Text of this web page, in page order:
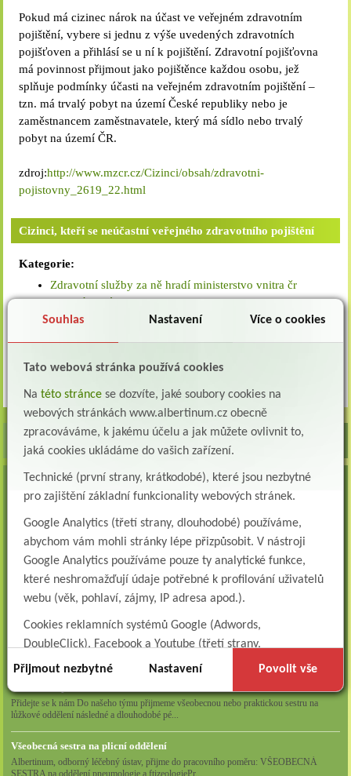
Pokud má cizinec nárok na účast ve veřejném zdravotním
pojištění, vybere si jednu z výše uvedených zdravotních
pojišťoven a přihlásí se u ní k pojištění. Zdravotní pojišťovna
má povinnost přijmout jako pojištěnce každou osobu, jež
splňuje podmínky účasti na veřejném zdravotním pojištění –
tzn. má trvalý pobyt na území České republiky nebo je
zaměstnancem zaměstnavatele, který má sídlo nebo trvalý
pobyt na území ČR.
zdroj:http://www.mzcr.cz/Cizinci/obsah/zdravotni-
pojistovny_2619_22.html
Cizinci, kteří se neúčastní veřejného zdravotního pojištění
Kategorie:
Zdravotní služby za ně hradí ministerstvo vnitra čr
Mezinárodní smlouvy
Cestovní zdravotní pojištění
pojistovny_2619_22.html
VOLNÁ MÍSTA
Albertinum, odborný léčebný ústav, Žamberk přijme do pracovního poměru: Lékaře na
oddělení následné a dlouhodobé lůžkové...
Lékař na oddělení psychiatrie
Albertinum, odborný léčebný ústav, Žamberkpřijme do pracovního poměru: Lékaře na
oddělení psychiatrie ...
Lékař oddělení pneumologie a ftizeologie (plicní oddělení)
Albertinum, odborný léčebný ústav, Žamberk přijme do pracovního poměru: Lékaře na
Přidejte se k nám Do našeho týmu přijmeme všeobecnou nebo praktickou sestru na
lůžkové oddělení následné a dlouhodobé pé...
Všeobecná sestra na plicní oddělení
Albertinum, odborný léčebný ústav, přijme do pracovního poměru: VŠEOBECNÁ
SESTRA na oddělení pneumologie a ftizeologiePr...
Souhlas Nastavení Více o cookies
Tato webová stránka používá cookies
Na této stránce se dozvíte, jaké soubory cookies na
webových stránkách www.albertinum.cz obecně
zpracováváme, k jakému účelu a jak můžete ovlivnit to,
jaká cookies ukládáme do vašich zařízení.
Technické (první strany, krátkodobé), které jsou nezbytné
pro zajištění základní funkcionality webových stránek.
Google Analytics (třetí strany, dlouhodobé) používáme,
abychom vám mohli stránky lépe přizpůsobit. V nástroji
Google Analytics používáme pouze ty analytické funkce,
které neshromažďují údaje potřebné k profilování uživatelů
webu (věk, pohlaví, zájmy, IP adresa apod.).
Cookies reklamních systémů Google (Adwords,
DoubleClick), Facebook a Youtube (třetí strany,
dlouhodobé). Tyto
cookiesslouží k marketingovému
například prostřednictvím personalizované reklamy na
sociálních sítích.
Technické cookies lišty CookieBot (třetí strany, dlouhodobé),
díky které si naše webové stránky pamatují vaše volby
Přijmout nezbytné Nastavení Povolit vše